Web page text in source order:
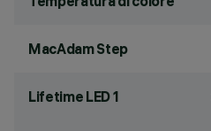
MacAdam Step
Lifetime LED 1